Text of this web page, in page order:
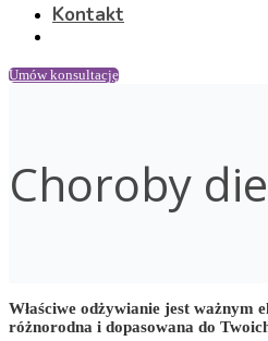
Kontakt
Umów konsultację
Choroby
Właściwe odżywianie jest ważnym
różnorodna i dopasowana do